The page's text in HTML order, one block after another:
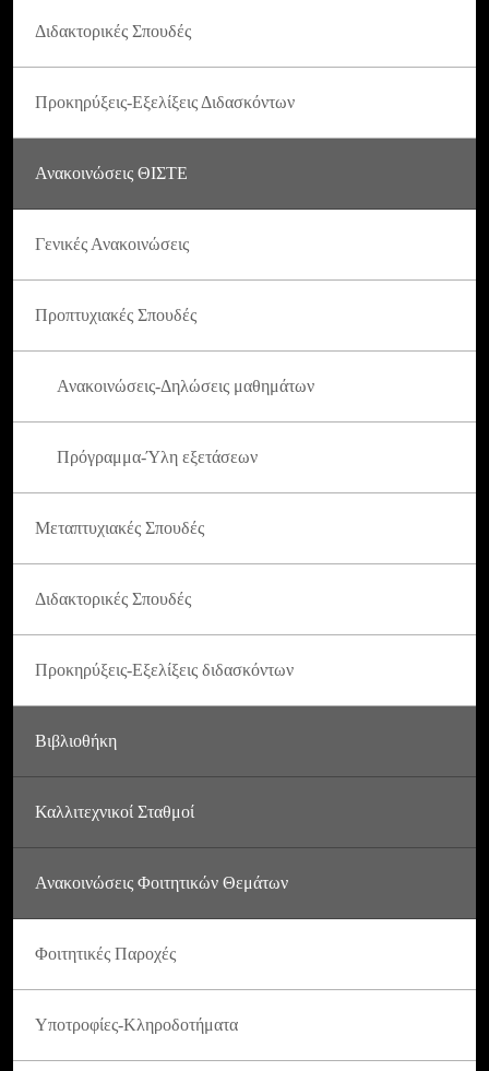
Διδακτορικές Σπουδές
Προκηρύξεις-Εξελίξεις Διδασκόντων
Ανακοινώσεις ΘΙΣΤΕ
Γενικές Ανακοινώσεις
Προπτυχιακές Σπουδές
Ανακοινώσεις-Δηλώσεις μαθημάτων
Πρόγραμμα-Ύλη εξετάσεων
Μεταπτυχιακές Σπουδές
Διδακτορικές Σπουδές
Προκηρύξεις-Εξελίξεις διδασκόντων
Βιβλιοθήκη
Καλλιτεχνικοί Σταθμοί
Ανακοινώσεις Φοιτητικών Θεμάτων
Φοιτητικές Παροχές
Υποτροφίες-Κληροδοτήματα